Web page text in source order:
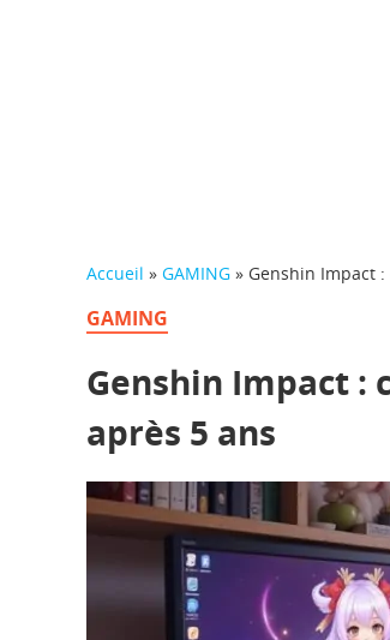
Accueil » GAMING » Genshin Impact
GAMING
Genshin Impact :
après 5 ans